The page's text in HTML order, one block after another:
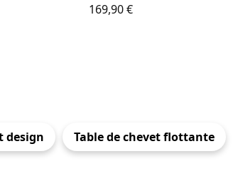
169,90€
design Table de chevet flottante